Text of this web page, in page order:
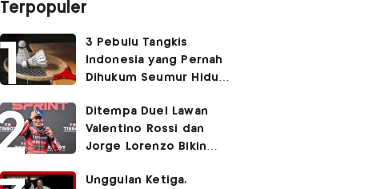
Terpopuler
3 Pebulu Tangkis
Indonesia yang Pernah
Dihukum Seumur Hidup
Nomor 1 Hendra
Ditempa Duel Lawan
Valentino Rossi dan
Jorge Lorenzo Bikin
Dikalahkan
Unggulan Ketiga,